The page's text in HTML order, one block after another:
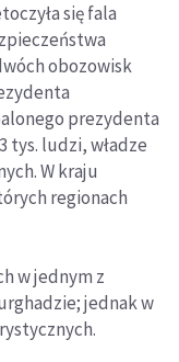
się fala
obozowisk
prezydenta
tys. ludzi, władze
W kraju
regionach
w jednym z
jednak w